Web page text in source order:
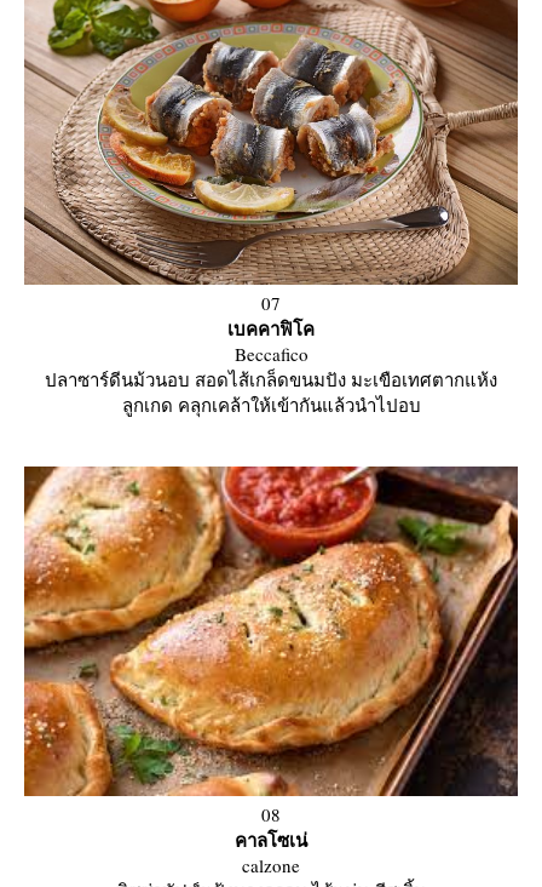
07
เบคคาฟิโค
Beccafico
ปลาซาร์ดีนม้วนอบ สอดไส้เกล็ดขนมปัง มะเขือเทศตากแห้ง
ลูกเกด คลุกเคล้าให้เข้ากันแล้วนำไปอบ
08
คาลโซเน่
calzone